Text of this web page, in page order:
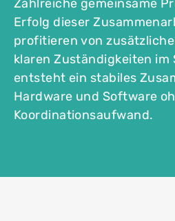
Zahlreiche gemeinsame
Erfolg dieser
profitieren von
klaren Zuständigkeiten im
entsteht ein stabiles
Hardware und Software
Koordinationsaufwand.